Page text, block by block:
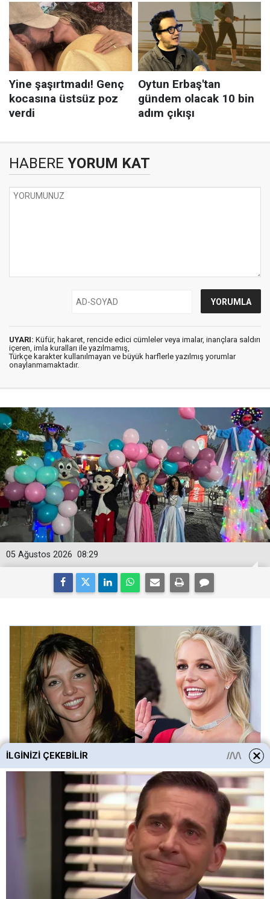
HABERE YORUM KAT
UYARI: Küfür, hakaret, rencide edici cümleler veya imalar, inançlara saldırı
içeren, imla kuralları ile yazılmamış,
Türkçe karakter kullanılmayan ve büyük harflerle yazılmış yorumlar
onaylanmamaktadır.
08:29
05 Ağustos 2026
Ayaş Yaz Şenliği bugün final yapıyor
İLGINIZI ÇEKEBILIR